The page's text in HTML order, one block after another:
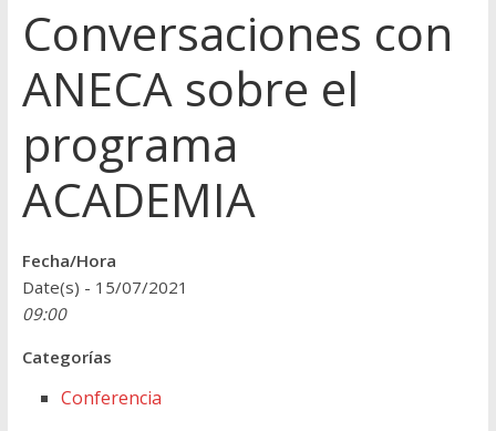
Conversaciones con
ANECA sobre el
programa
ACADEMIA
Fecha/Hora
Date(s) - 15/07/2021
09:00
Categorías
Conferencia